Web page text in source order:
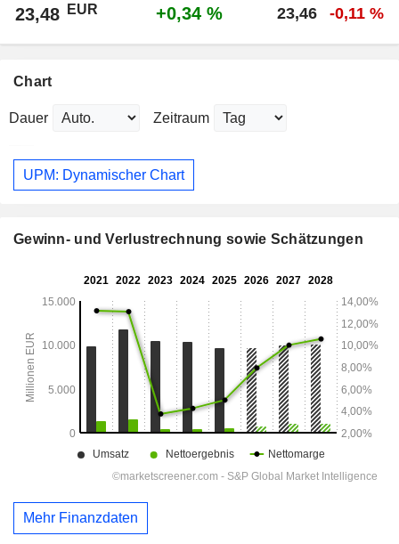
23,48 EUR +0,34 % 23,46 -0,11 %
Chart
Dauer Zeitraum
UPM: Dynamischer Chart
Gewinn- und Verlustrechnung sowie Schätzungen
Mehr Finanzdaten